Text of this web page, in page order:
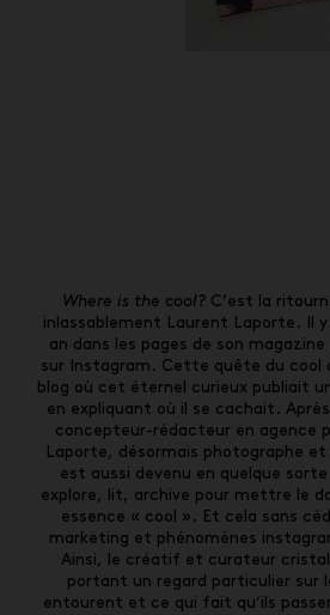
Where is the cool? C’est la
inlassablement Laurent Laporte. Il
an dans les pages de son
sur Instagram. Cette quête du cool
blog où cet éternel curieux publiait
en expliquant où il se cachait.
concepteur-rédacteur en agence
Laporte, désormais photographe
est aussi devenu en quelque
explore, lit, archive pour mettre le
essence « cool ». Et cela sans
marketing et phénomènes
Ainsi, le créatif et curateur
portant un regard particulier sur
entourent et ce qui fait qu’ils